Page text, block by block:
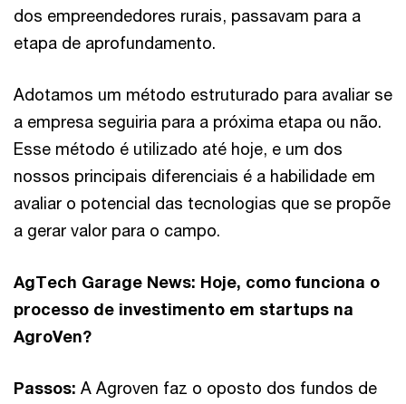
dos empreendedores rurais, passavam para a
etapa de aprofundamento.
Adotamos um método estruturado para avaliar se
a empresa seguiria para a próxima etapa ou não.
Esse método é utilizado até hoje, e um dos
nossos principais diferenciais é a habilidade em
avaliar o potencial das tecnologias que se propõe
a gerar valor para o campo.
AgTech Garage News: Hoje, como funciona o
processo de investimento em startups na
AgroVen?
Passos: A Agroven faz o oposto dos fundos de